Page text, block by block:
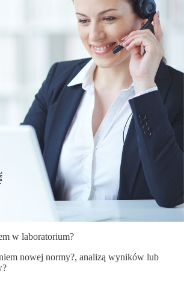
w laboratorium?
nowej normy?, analizą wyników lub